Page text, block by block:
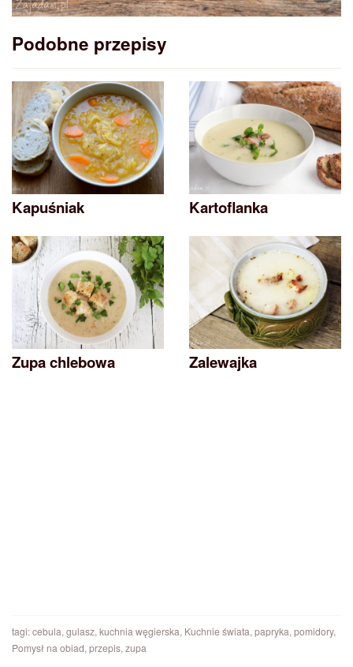
Podobne przepisy
Kapuśniak Kartoflanka
Zupa chlebowa Zalewajka
tagi:cebula, gulasz, kuchnia węgierska, Kuchnie świata, papryka, pomidory,
Pomysł na obiad, przepis, zupa